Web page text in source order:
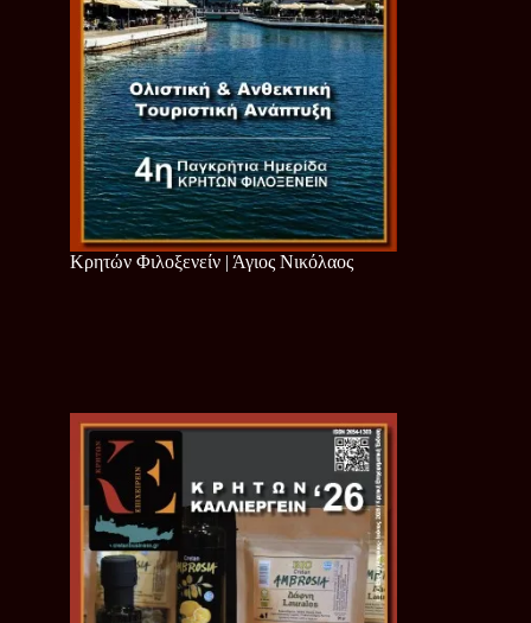
Κρητών Φιλοξενείν | Άγιος Νικόλαος